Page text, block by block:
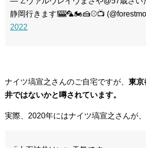
静岡行きます!🎰🦜🏍🍰⚾📺
2022
ナイツ塙宣之さんのご自宅ですが、 東京
井ではないかと噂されています。
実際、2020年にはナイツ塙宣之さんが、